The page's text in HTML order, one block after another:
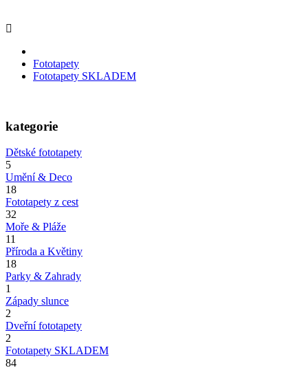
Fototapety
Fototapety SKLADEM
kategorie
Dětské fototapety
5
Umění & Deco
18
Fototapety z cest
32
Moře & Pláže
11
Příroda a Květiny
18
Parky & Zahrady
1
Západy slunce
2
Dveřní fototapety
2
Fototapety SKLADEM
84